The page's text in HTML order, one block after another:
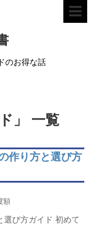
のお得な話
」 一覧
作り方と選び方
額
選び方ガイド 初めて